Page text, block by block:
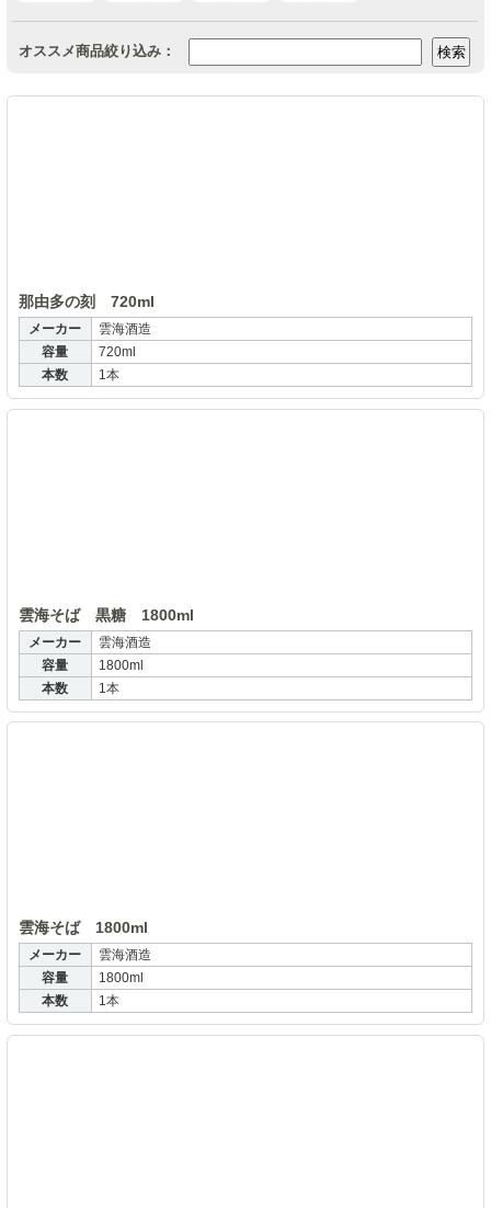
オススメ商品絞り込み：
那由多の刻 720ml
メーカー
雲海酒造
容量
720ml
本数
1本
雲海そば 黒糖 1800ml
メーカー
雲海酒造
容量
1800ml
本数
1本
雲海そば 1800ml
メーカー
雲海酒造
容量
1800ml
本数
1本